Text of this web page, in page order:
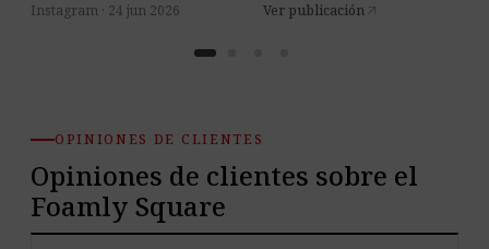
Instagram · 24 jun 2026 Ver publicación arrow_outward
OPINIONES DE CLIENTES
Opiniones de clientes sobre el
Foamly Square